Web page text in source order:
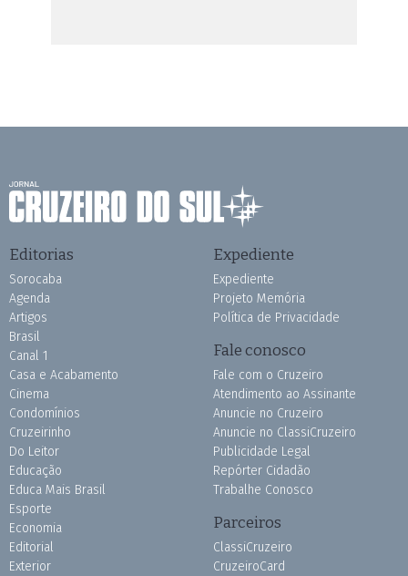
Editorias
Sorocaba
Agenda
Artigos
Brasil
Canal 1
Casa e Acabamento
Cinema
Condomínios
Cruzeirinho
Do Leitor
Educação
Educa Mais Brasil
Esporte
Economia
Editorial
Exterior
Expediente
Expediente
Projeto Memória
Política de Privacidade
Fale conosco
Fale com o Cruzeiro
Atendimento ao Assinante
Anuncie no Cruzeiro
Anuncie no ClassiCruzeiro
Publicidade Legal
Repórter Cidadão
Trabalhe Conosco
Parceiros
ClassiCruzeiro
CruzeiroCard